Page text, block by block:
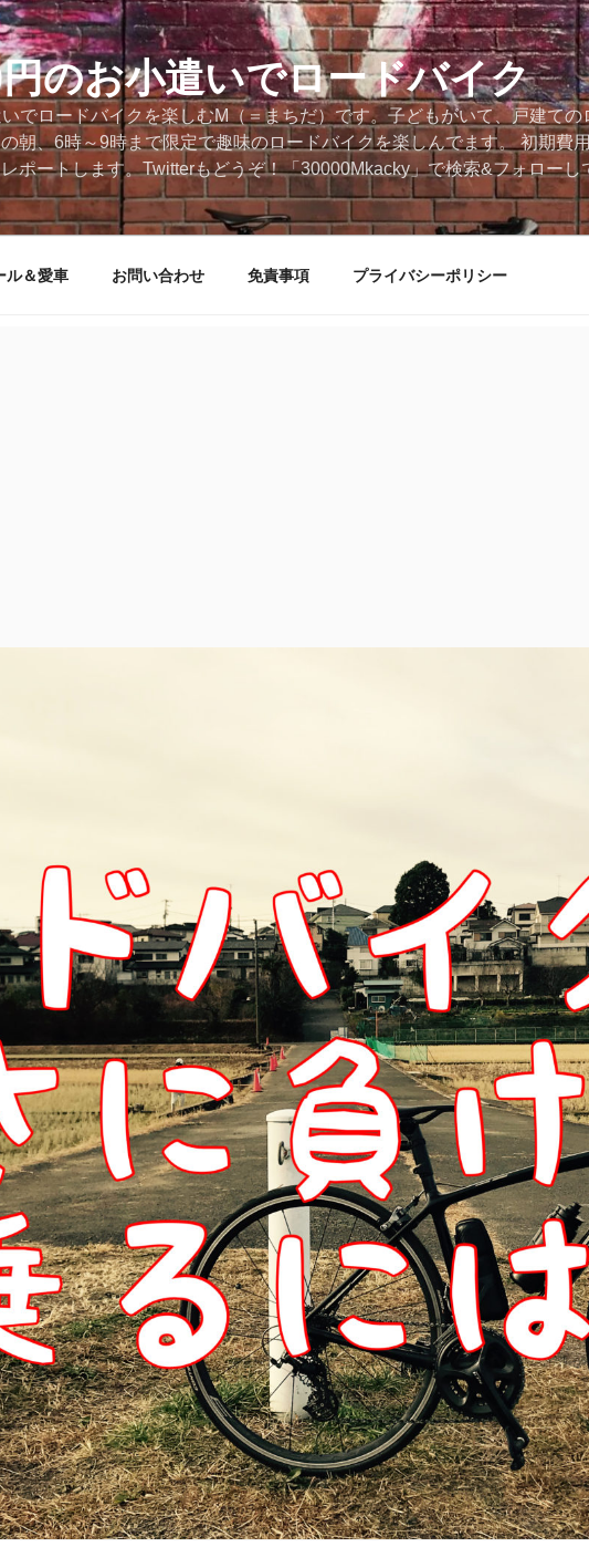
のお小遣いでロードバイク
でロードバイクを楽しむM（＝まちだ）です。子どもがいて、戸建て
朝、6時～9時まで限定で趣味のロードバイクを楽しんでます。 初期費
ポートします。Twitterもどうぞ！「30000Mkacky」で検索&フォローし
ル＆愛車 お問い合わせ 免責事項 プライバシーポリシー